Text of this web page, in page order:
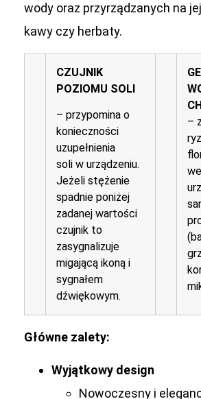
wody oraz przyrządzanych na
kawy czy herbaty.
CZUJNIK
POZIOMU SOLI
– przypomina o
konieczności
uzupełnienia
soli w urządzeniu.
Jeżeli stężenie
spadnie poniżej
zadanej wartości
czujnik to
zasygnalizuje
migającą ikoną i
sygnałem
dźwiękowym.
–
Główne zalety:
Wyjątkowy design
Nowoczesny i